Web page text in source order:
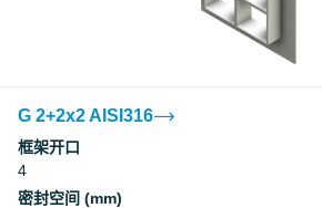
G 2+2x2 AISI316
框架开口
4
密封空间 (mm)